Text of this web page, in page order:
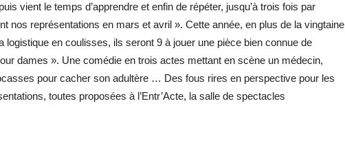
vient le temps d’apprendre et enfin de répéter, jusqu’à trois fois par
nos représentations en mars et avril ». Cette année, en plus de la vingtaine
logistique en coulisses, ils seront 9 à jouer une pièce bien connue de
dames ». Une comédie en trois actes mettant en scène un médecin,
pour cacher son adultère … Des fous rires en perspective pour les
toutes proposées à l’Entr’Acte, la salle de spectacles